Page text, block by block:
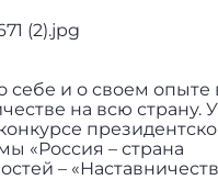
себе и о своем опыте
на всю страну.
«Россия – страна
–